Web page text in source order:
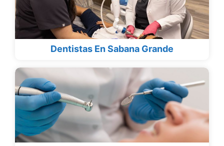
Dentistas En Sabana Grande